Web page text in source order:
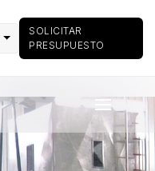
SOLICITAR
PRESUPUESTO